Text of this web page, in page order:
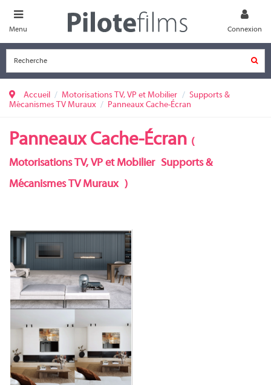
Menu Connexion
Accueil Motorisations TV, VP et Mobilier
Supports &
Mécanismes TV Muraux
Panneaux Cache-Écran
Panneaux Cache-Écran (
Motorisations TV, VP et Mobilier Supports &
Mécanismes TV Muraux )
PANNEAUX CACHE-